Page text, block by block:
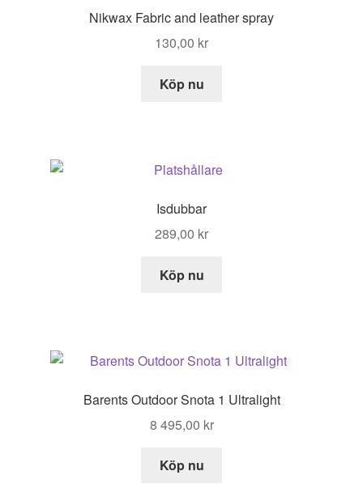
Nikwax Fabric and leather spray
130,00 kr
Köp nu
Isdubbar
289,00 kr
Köp nu
Barents Outdoor Snota 1 Ultralight
8 495,00 kr
Köp nu